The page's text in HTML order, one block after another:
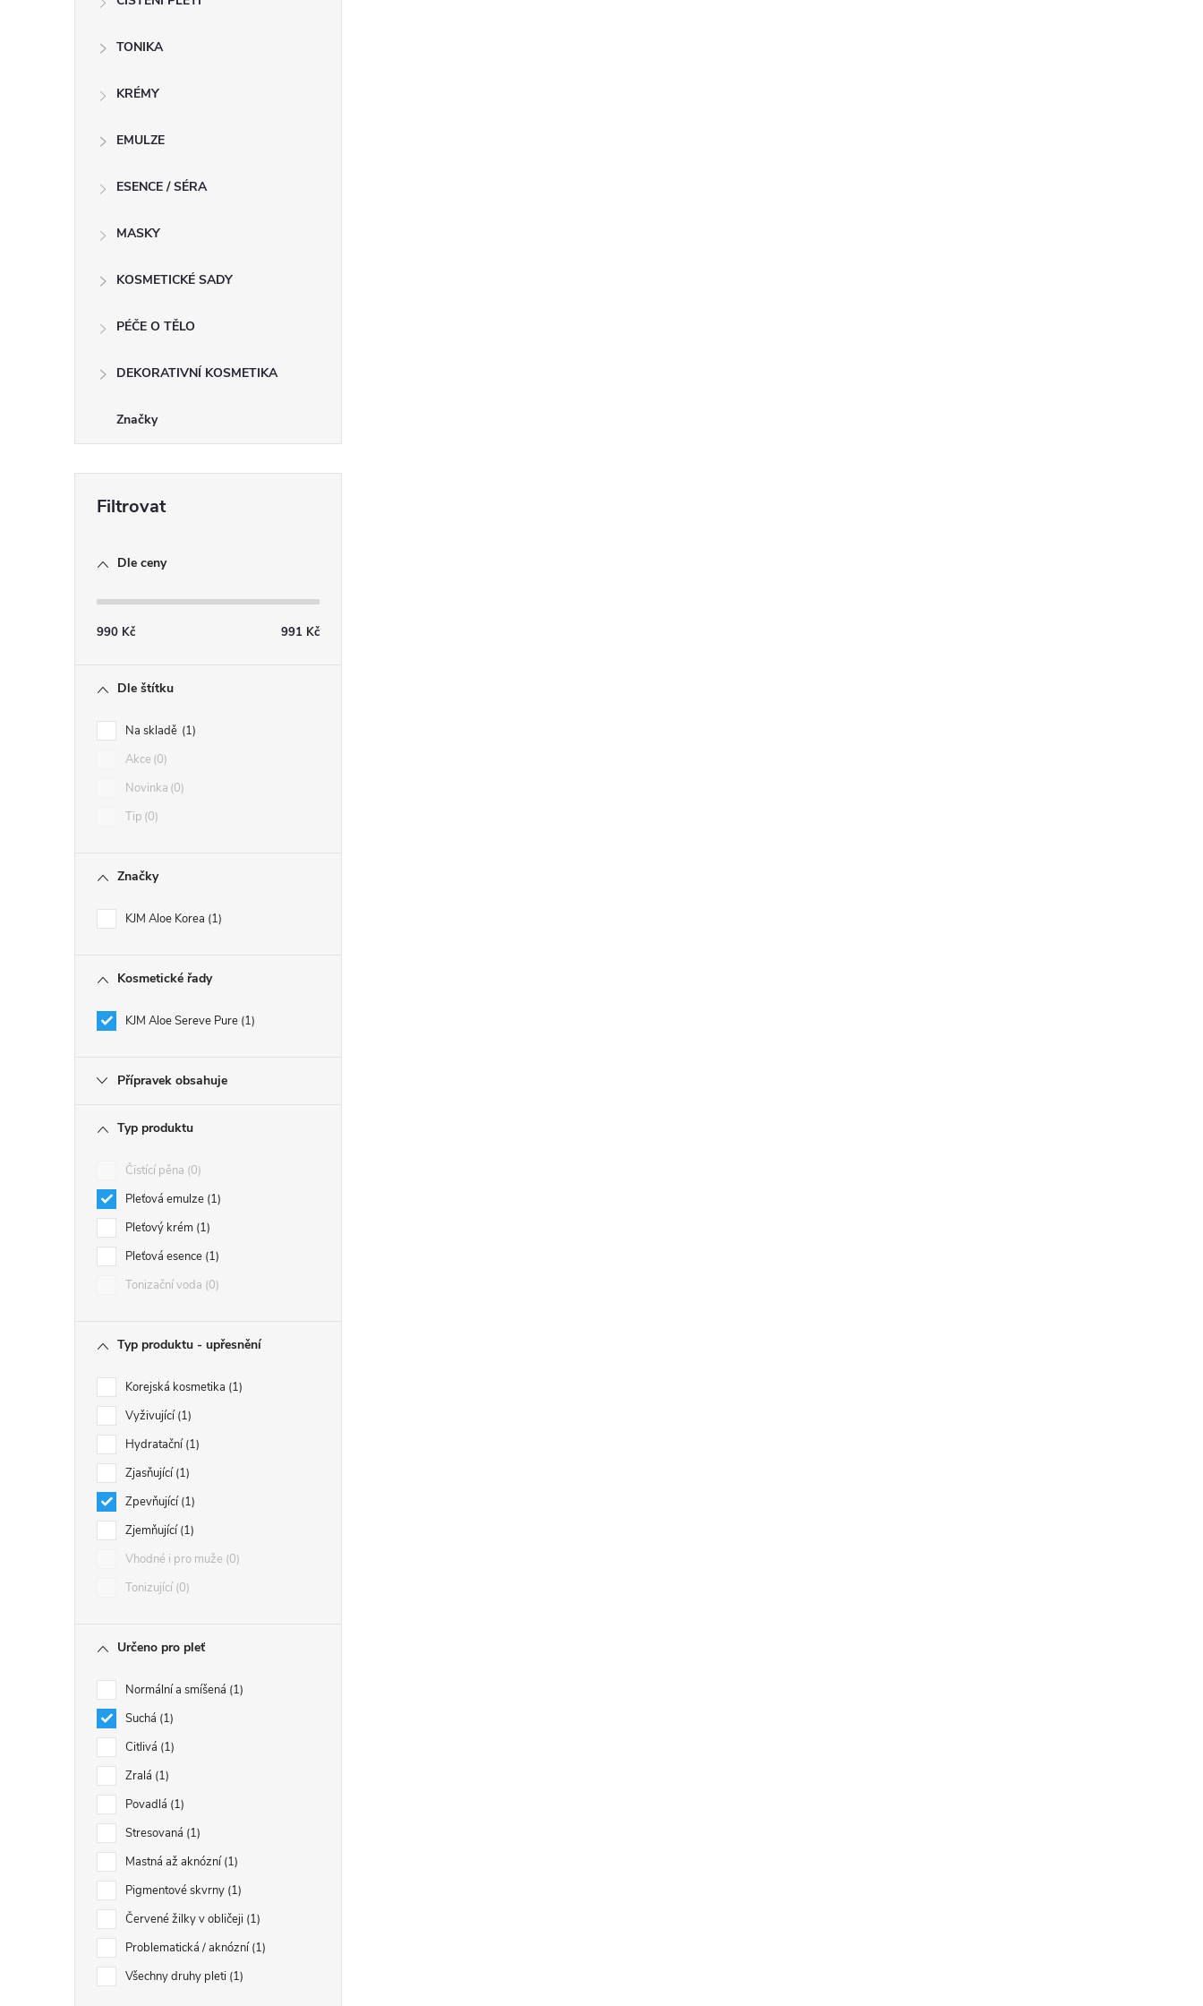
TONIKA
KRÉMY
EMULZE
ESENCE / SÉRA
MASKY
KOSMETICKÉ SADY
PÉČE O TĚLO
DEKORATIVNÍ KOSMETIKA
Značky
Dle ceny
990 Kč 991 Kč
Dle štítku
Na skladě 1
Akce 0
Novinka 0
Tip 0
Značky
KJM Aloe Korea 1
Kosmetické řady
KJM Aloe Sereve Pure 1
Přípravek obsahuje
Typ produktu
Čistící pěna 0
Pleťová emulze 1
Pleťový krém 1
Pleťová esence 1
Tonizační voda 0
Typ produktu - upřesnění
Korejská kosmetika 1
Vyživující 1
Hydratační 1
Zjasňující 1
Zpevňující 1
Zjemňující 1
Vhodné i pro muže 0
Tonizující 0
Určeno pro pleť
Normální a smíšená 1
Suchá 1
Citlivá 1
Zralá 1
Povadlá 1
Stresovaná 1
Mastná až aknózní 1
Pigmentové skvrny 1
Červené žilky v obličeji 1
Problematická / aknózní 1
Všechny druhy pleti 1